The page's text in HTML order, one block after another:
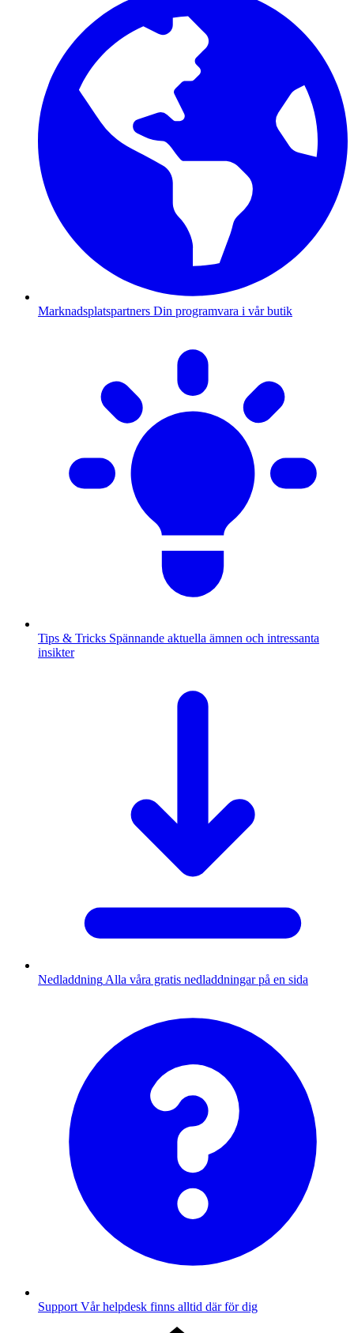
Marknadsplatspartners Din programvara i vår butik
Tips & Tricks Spännande aktuella ämnen och intressanta
insikter
Nedladdning Alla våra gratis nedladdningar på en sida
Support Vår helpdesk finns alltid där för dig